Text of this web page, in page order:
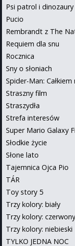
Psi patrol i dinozaury
Pucio
Rembrandt z The
Requiem dla snu
Rocznica
Sny o słoniach
Spider-Man:
Straszny film
Straszydła
Strefa interesów
Super Mario Galaxy
Słodkie życie
Słone lato
Tajemnica Ojca Pio
TÁR
Toy story 5
Trzy kolory: biały
Trzy kolory: czerwony
Trzy kolory: niebieski
TYLKO JEDNA NOC